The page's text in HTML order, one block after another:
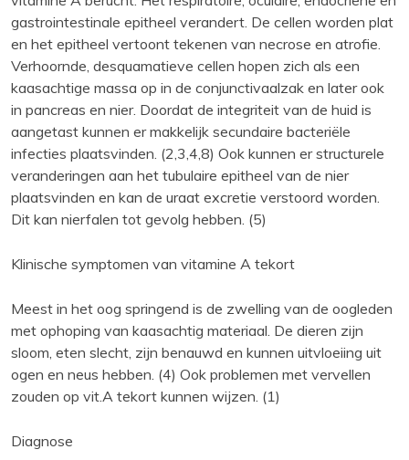
gastrointestinale epitheel verandert. De cellen worden plat
en het epitheel vertoont tekenen van necrose en atrofie.
Verhoornde, desquamatieve cellen hopen zich als een
kaasachtige massa op in de conjunctivaalzak en later ook
in pancreas en nier. Doordat de integriteit van de huid is
aangetast kunnen er makkelijk secundaire bacteriële
infecties plaatsvinden. (2,3,4,8) Ook kunnen er structurele
veranderingen aan het tubulaire epitheel van de nier
plaatsvinden en kan de uraat excretie verstoord worden.
Dit kan nierfalen tot gevolg hebben. (5)
Klinische symptomen van vitamine A tekort
Meest in het oog springend is de zwelling van de oogleden
met ophoping van kaasachtig materiaal. De dieren zijn
sloom, eten slecht, zijn benauwd en kunnen uitvloeiing uit
ogen en neus hebben. (4) Ook problemen met vervellen
zouden op vit.A tekort kunnen wijzen. (1)
Diagnose